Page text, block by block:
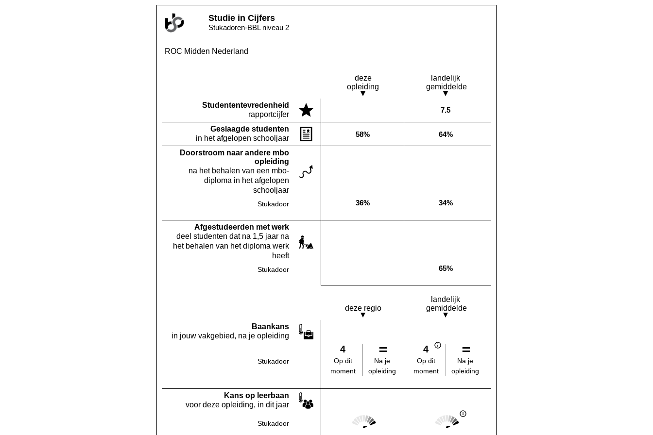
Studie in Cijfers
Stukadoren-BBL niveau 2
ROC Midden Nederland
deze
opleiding
landelijk
gemiddelde
Studenten­tevredenheid
rapportcijfer
Landelijk gemiddelde:
7.5
Geslaagde studenten
in het afgelopen schooljaar
Deze opleiding:
58% Landelijk gemiddelde:
64%
Doorstroom naar andere mbo
opleiding
na het behalen van een mbo-
diploma in het afgelopen
schooljaar
Stukadoor Deze opleiding:
36% Landelijk gemiddelde:
34%
Af­gestudeerden met werk
deel studenten dat na 1,5 jaar na
het behalen van het diploma werk
heeft
Stukadoor Landelijk gemiddelde:
65%
deze regio
landelijk
gemiddelde
Baankans
in jouw vakgebied, na je opleiding
Stukadoor
4
Op dit
moment
Na je
opleiding
4
Op dit
moment
Na je
opleiding
Kans op leerbaan
voor deze opleiding, in dit jaar
Stukadoor Deze regio:
Score: 5 van 5
Landelijk gemiddelde:
Score: 5 van 5